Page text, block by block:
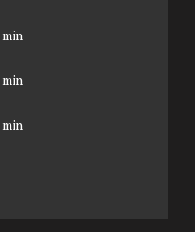
min
min
min